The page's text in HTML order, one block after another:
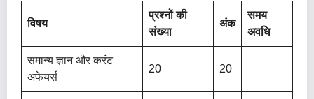
विषय
प्रश्नों की
संख्या
अंक
समय
अवधि
समान्य ज्ञान और करंट
अफेयर्स
20 20